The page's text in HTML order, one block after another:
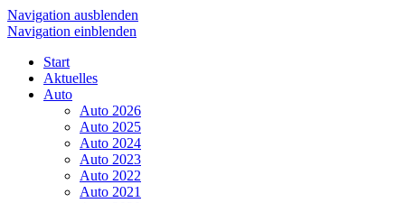
Navigation ausblenden
Navigation einblenden
Start
Aktuelles
Auto
Auto 2026
Auto 2025
Auto 2024
Auto 2023
Auto 2022
Auto 2021